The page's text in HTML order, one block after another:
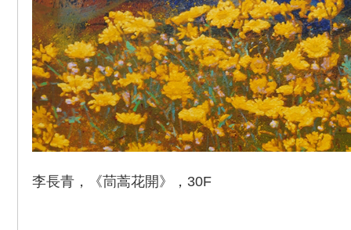
李長青，《茼蒿花開》，30F